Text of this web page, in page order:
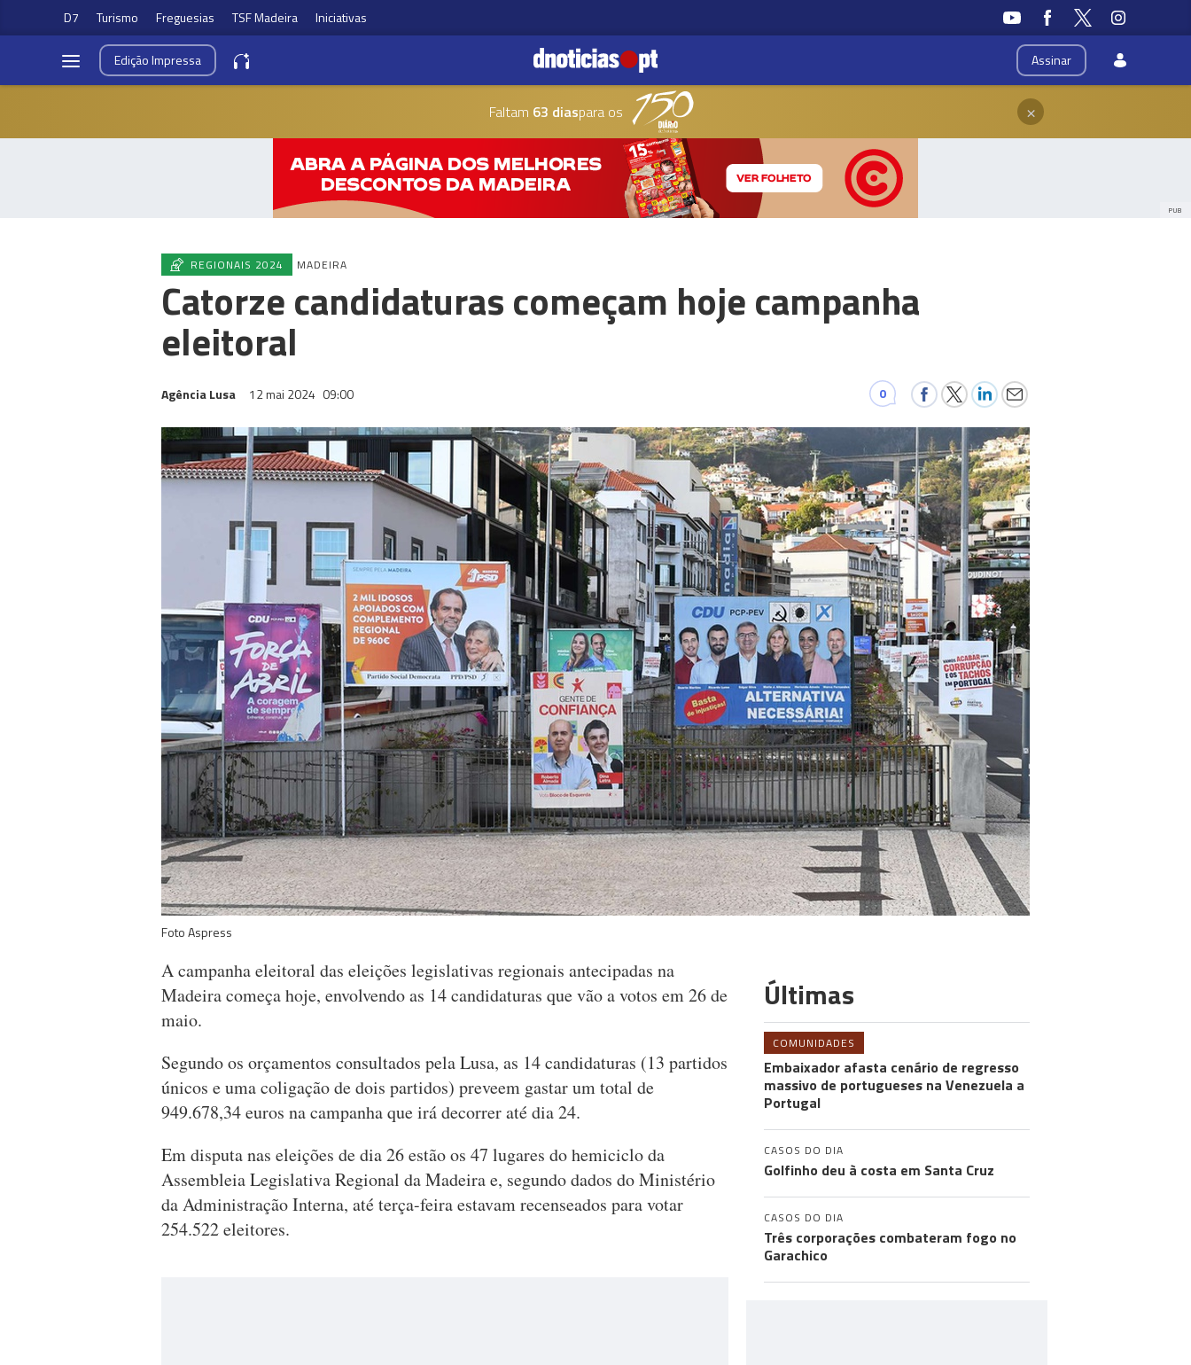
D7 Turismo Freguesias TSF Madeira Iniciativas
Assinar
EdiçãoImpressa
Faltam 63 diaspara os ×
PUB
REGIONAIS 2024 MADEIRA
Catorze candidaturas começam hoje campanha
eleitoral
Agência Lusa 12 mai 2024 09:00 0
Foto Aspress
A campanha eleitoral das eleições legislativas regionais antecipadas na
Madeira começa hoje, envolvendo as 14 candidaturas que vão a votos em 26 de
maio.
Segundo os orçamentos consultados pela Lusa, as 14 candidaturas (13 partidos
únicos e uma coligação de dois partidos) preveem gastar um total de
949.678,34 euros na campanha que irá decorrer até dia 24.
Em disputa nas eleições de dia 26 estão os 47 lugares do hemiciclo da
Assembleia Legislativa Regional da Madeira e, segundo dados do Ministério
da Administração Interna, até terça-feira estavam recenseados para votar
254.522 eleitores.
Últimas
COMUNIDADES
Embaixador afasta cenário de regresso
massivo de portugueses na Venezuela a
Portugal
CASOS DO DIA
Golfinho deu à costa em Santa Cruz
CASOS DO DIA
Três corporações combateram fogo no
Garachico